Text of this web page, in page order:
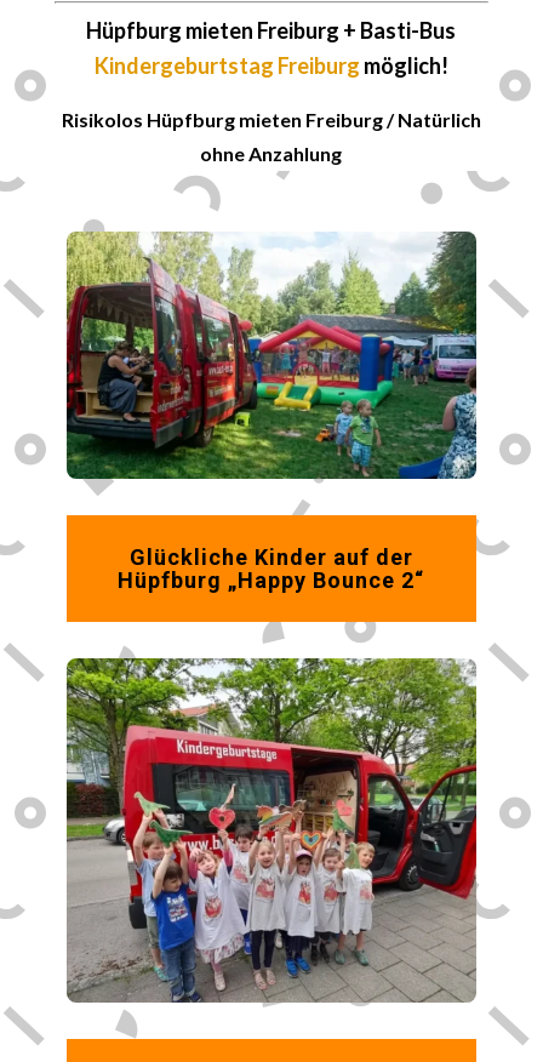
Hüpfburg mieten Freiburg + Basti-Bus
Kindergeburtstag Freiburg möglich!
Risikolos Hüpfburg mieten Freiburg / Natürlich
ohne Anzahlung
Glückliche Kinder auf der
Hüpfburg „Happy Bounce 2“